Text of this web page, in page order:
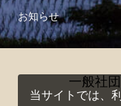
お知らせ
一般社
当サイトでは、